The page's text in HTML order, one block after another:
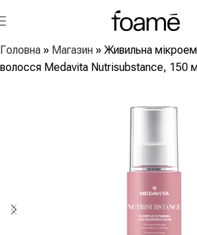
Головна » Магазин » Живильна
волосся Medavita Nutrisubstance, 150